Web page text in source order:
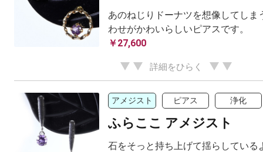
あのねじりドーナツを想像してしま
わせがかわいらしいピアスです。
￥27,600
詳細をひらく
アメジスト ピアス 浄化
ふらここ アメジスト
石をそっと持ち上げて揺らしている